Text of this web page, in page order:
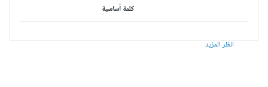
كلمة أساسية
انظر المزيد